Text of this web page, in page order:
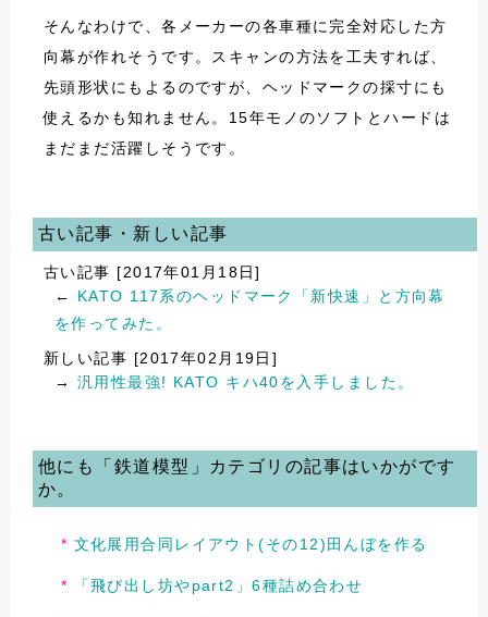
そんなわけで、各メーカーの各車種に完全対応した方
向幕が作れそうです。スキャンの方法を工夫すれば、
先頭形状にもよるのですが、ヘッドマークの採寸にも
使えるかも知れません。15年モノのソフトとハードは
まだまだ活躍しそうです。
古い記事・新しい記事
古い記事 [2017年01月18日]
← KATO 117系のヘッドマーク「新快速」と方向幕
を作ってみた。
新しい記事 [2017年02月19日]
→ 汎用性最強! KATO キハ40を入手しました。
他にも「鉄道模型」カテゴリの記事はいかがです
か。
文化展用合同レイアウト(その12)田んぼを作る
「飛び出し坊やpart2」6種詰め合わせ